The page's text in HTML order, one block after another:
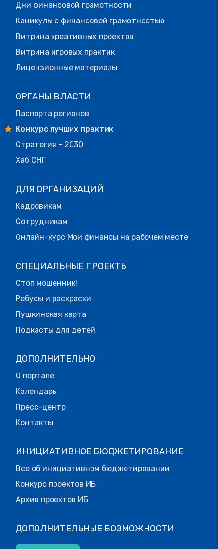
Дни финансовой грамотности
Каникулы с финансовой грамотностью
Витрина креативных проектов
Витрина игровых практик
Лицензионные материалы
ОРГАНЫ ВЛАСТИ
Паспорта регионов
Конкурс лучших практик
Стратегия - 2030
Хаб СНГ
ДЛЯ ОРГАНИЗАЦИЙ
Кадровикам
Сотрудникам
Онлайн-курс Мои финансы на рабочем месте
СПЕЦИАЛЬНЫЕ ПРОЕКТЫ
Стоп мошенник!
Ребусы и раскраски
Пушкинская карта
Подкасты для детей
ДОПОЛНИТЕЛЬНО
О портале
Календарь
Пресс-центр
Контакты
ИНИЦИАТИВНОЕ БЮДЖЕТИРОВАНИЕ
Все об инициативном бюджетировании
Конкурс проектов ИБ
Архив проектов ИБ
ДОПОЛНИТЕЛЬНЫЕ ВОЗМОЖНОСТИ